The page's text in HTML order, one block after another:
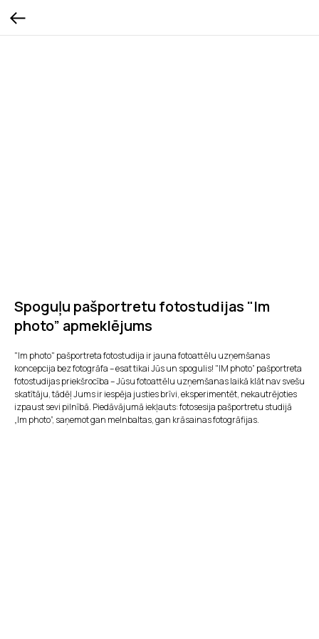
Spoguļu pašportretu fotostudijas "Im
photo” apmeklējums
"Im photo" pašportreta fotostudija ir jauna fotoattēlu uzņemšanas
koncepcija bez fotogrāfa – esat tikai Jūs un spogulis! "IM photo” pašportreta
fotostudijas priekšrocība – Jūsu fotoattēlu uzņemšanas laikā klāt nav svešu
skatītāju, tādēļ Jums ir iespēja justies brīvi, eksperimentēt, nekautrējoties
izpaust sevi pilnībā. Piedāvājumā iekļauts: fotosesija pašportretu studijā
„Im photo”, saņemot gan melnbaltas, gan krāsainas fotogrāfijas.